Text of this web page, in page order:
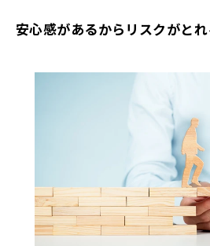
安心感があるからリスクがとれ